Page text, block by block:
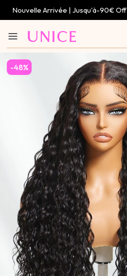
Nouvelle Arrivée | Jusqu'à-90€ Off
-48%